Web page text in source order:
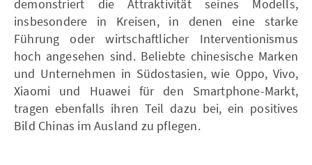
demonstriert die Attraktivität seines Modells,
insbesondere in Kreisen, in denen eine starke
Führung oder wirtschaftlicher Interventionismus
hoch angesehen sind. Beliebte chinesische Marken
und Unternehmen in Südostasien, wie Oppo, Vivo,
Xiaomi und Huawei für den Smartphone-Markt,
tragen ebenfalls ihren Teil dazu bei, ein positives
Bild Chinas im Ausland zu pflegen.